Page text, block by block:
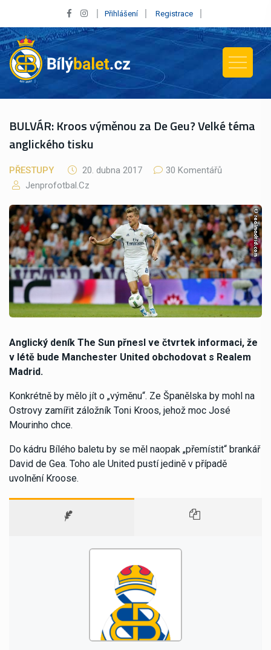
Přihlášení Registrace
BULVÁR: Kroos výměnou za De Geu? Velké téma
anglického tisku
PŘESTUPY 20. dubna 2017
30 Komentářů
Jenprofotbal.cz
Anglický deník The Sun přnesl ve čtvrtek informaci, že
v létě bude Manchester United obchodovat s Realem
Madrid.
Konkrétně by mělo jít o „výměnu“. Ze Španělska by mohl na
Ostrovy zamířit záložník Toni Kroos, jehož moc José
Mourinho chce.
Do kádru Bílého baletu by se měl naopak „přemístit“ brankář
David de Gea. Toho ale United pustí jedině v případě
uvolnění Kroose.